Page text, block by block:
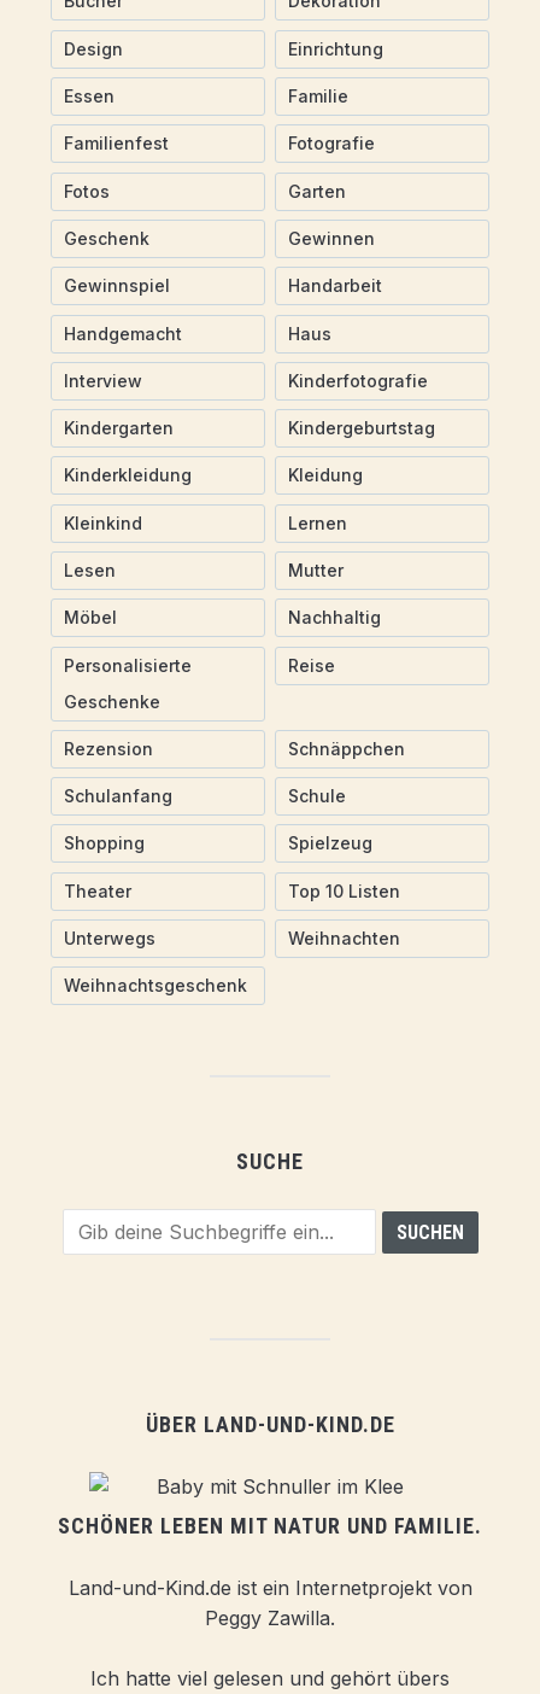
Design Einrichtung
Essen Familie
Familienfest Fotografie
Fotos Garten
Geschenk Gewinnen
Gewinnspiel Handarbeit
Handgemacht Haus
Interview Kinderfotografie
Kindergarten Kindergeburtstag
Kinderkleidung Kleidung
Kleinkind Lernen
Lesen Mutter
Möbel Nachhaltig
Personalisierte
Geschenke
Reise
Rezension Schnäppchen
Schulanfang Schule
Shopping Spielzeug
Theater Top 10 Listen
Unterwegs Weihnachten
Weihnachtsgeschenk
SUCHE
ÜBER LAND-UND-KIND.DE
SCHÖNER LEBEN MIT NATUR UND FAMILIE.
Land-und-Kind.de ist ein Internetprojekt von
Peggy Zawilla.
Ich hatte viel gelesen und gehört übers